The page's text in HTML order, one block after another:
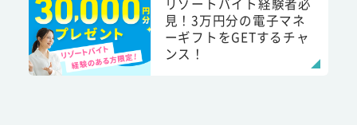
見！3万円分の電子マネ
ーギフトをGETするチャ
ンス！